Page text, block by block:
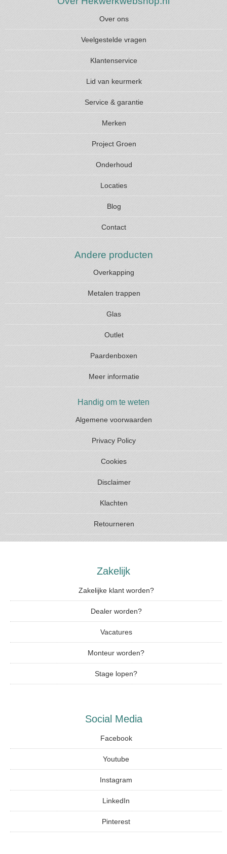
Over ons
Veelgestelde vragen
Klantenservice
Lid van keurmerk
Service & garantie
Merken
Project Groen
Onderhoud
Locaties
Blog
Contact
Andere producten
Overkapping
Metalen trappen
Glas
Outlet
Paardenboxen
Meer informatie
Handig om te weten
Algemene voorwaarden
Privacy Policy
Cookies
Disclaimer
Klachten
Retourneren
Zakelijk
Zakelijke klant worden?
Dealer worden?
Vacatures
Monteur worden?
Stage lopen?
Social Media
Facebook
Youtube
Instagram
LinkedIn
Pinterest